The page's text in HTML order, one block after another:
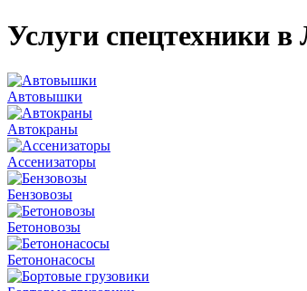
Услуги спецтехники
Автовышки
Автокраны
Ассенизаторы
Бензовозы
Бетоновозы
Бетононасосы